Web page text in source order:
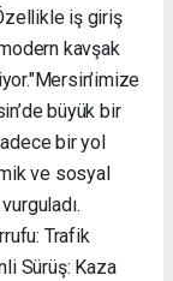
iş giriş
kavşak
​"Mersin’imize
büyük bir
bir yol
ve sosyal
Trafik
Sürüş: Kaza